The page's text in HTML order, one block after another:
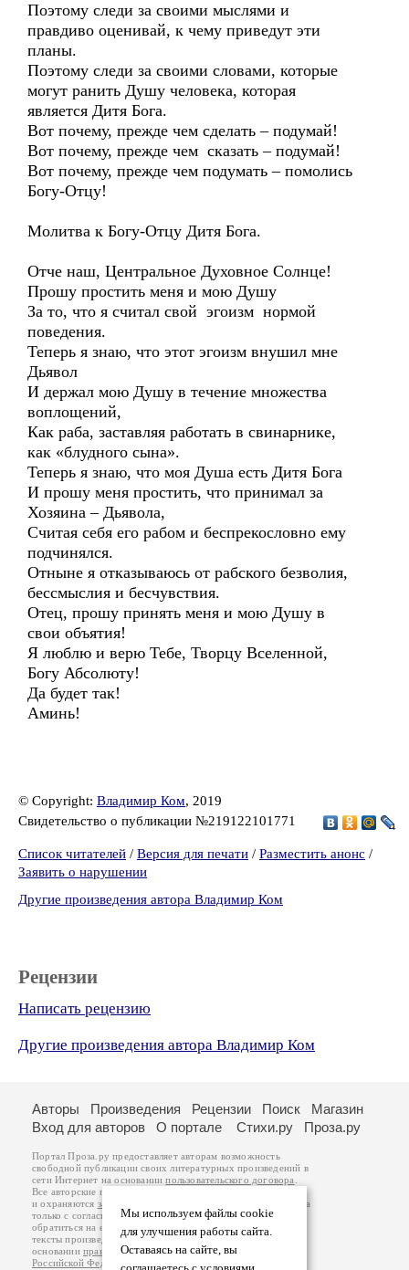
Поэтому следи за своими мыслями и
правдиво оценивай, к чему приведут эти
планы.
Поэтому следи за своими словами, которые
могут ранить Душу человека, которая
является Дитя Бога.
Вот почему, прежде чем сделать – подумай!
Вот почему, прежде чем сказать – подумай!
Вот почему, прежде чем подумать – помолись
Богу-Отцу!
Молитва к Богу-Отцу Дитя Бога.
Отче наш, Центральное Духовное Солнце!
Прошу простить меня и мою Душу
За то, что я считал свой эгоизм нормой
поведения.
Теперь я знаю, что этот эгоизм внушил мне
Дьявол
И держал мою Душу в течение множества
воплощений,
Как раба, заставляя работать в свинарнике,
как «блудного сына».
Теперь я знаю, что моя Душа есть Дитя Бога
И прошу меня простить, что принимал за
Хозяина – Дьявола,
Считая себя его рабом и беспрекословно ему
подчинялся.
Отныне я отказываюсь от рабского безволия,
бессмыслия и бесчувствия.
Отец, прошу принять меня и мою Душу в
свои объятия!
Я люблю и верю Тебе, Творцу Вселенной,
Богу Абсолюту!
Да будет так!
Аминь!
© Copyright: Владимир Ком, 2019
Свидетельство о публикации №219122101771
Список читателей / Версия для печати / Разместить анонс /
Заявить о нарушении
Другие произведения автора Владимир Ком
Рецензии
Написать рецензию
Другие произведения автора Владимир Ком
Мы используем файлы cookie
для улучшения работы сайта.
Оставаясь на сайте, вы
Авторы Произведения Рецензии Поиск
Магазин
Вход для авторов
О портале Стихи.ру Проза.ру
Портал Проза.ру предоставляет авторам возможность
свободной публикации своих литературных произведений в
сети Интернет на основаниипользовательского договора
Все авторские права на произведения принадлежат авторам
и охраняются законом
. Перепечатка произведений возможна
только с согласия его автора, к которому вы можете
обратиться на его авторской странице. Ответственность за
тексты произведений авторы несут самостоятельно на
основанииправил публикацииизаконодательства
Российской Федерации